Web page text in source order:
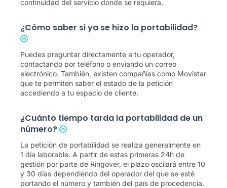
continuidad del servicio donde se requiera.
¿Cómo saber si ya se hizo la portabilidad?
Puedes preguntar directamente a tu operador,
contactando por teléfono o enviando un correo
electrónico. También, existen compañías como Movistar
que te permiten saber el estado de la petición
accediendo a tu espacio de cliente.
¿Cuánto tiempo tarda la portabilidad de un
número?
La petición de portabilidad se realiza generalmente en
1 día laborable. A partir de estas primeras 24h de
gestión por parte de Ringover, el plazo oscilará entre 10
y 30 días dependiendo del operador del que se esté
portando el número y también del país de procedencia.